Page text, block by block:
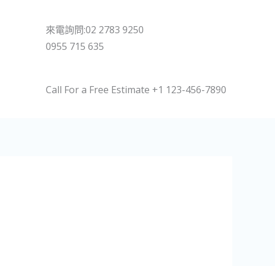
來電詢問:02 2783 9250
0955 715 635
Call For a Free Estimate +1 123-456-7890